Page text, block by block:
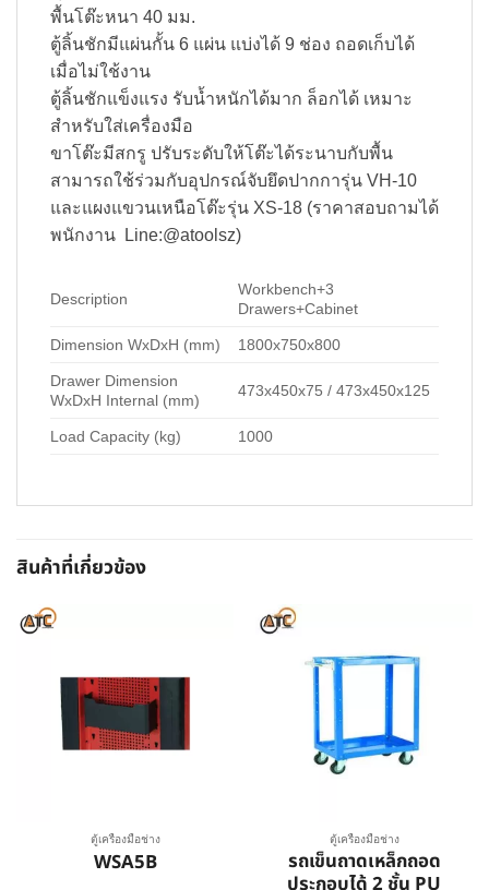
พื้นโต๊ะหนา 40 มม.
ตู้ลิ้นชักมีแผ่นกั้น 6 แผ่น แบ่งได้ 9 ช่อง ถอดเก็บได้
เมื่อไม่ใช้งาน
ตู้ลิ้นชักแข็งแรง รับน้ำหนักได้มาก ล็อกได้ เหมาะ
สำหรับใส่เครื่องมือ
ขาโต๊ะมีสกรู ปรับระดับให้โต๊ะได้ระนาบกับพื้น
สามารถใช้ร่วมกับอุปกรณ์จับยึดปากการุ่น VH-10
และแผงแขวนเหนือโต๊ะรุ่น XS-18 (ราคาสอบถามได้
พนักงาน Line:@atoolsz)
Description
Workbench+3
Drawers+Cabinet
Dimension WxDxH (mm) 1800x750x800
Drawer Dimension
WxDxH Internal (mm)
473x450x75 / 473x450x125
Load Capacity (kg) 1000
สินค้าที่เกี่ยวข้อง
ตู้เครื่องมือช่าง
WSA5B
ตู้เครื่องมือช่าง
รถเข็นถาดเหล็กถอด
ประกอบได้ 2 ชั้น PU